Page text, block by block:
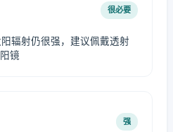
很必要
辐射仍很强，建议佩戴透射
镜
强